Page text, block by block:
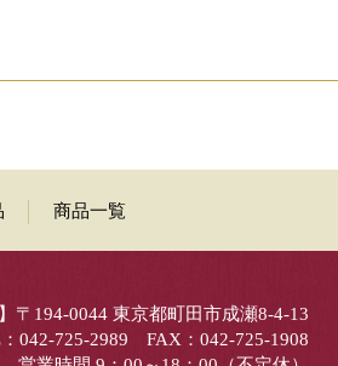
商品一覧
〒194-0044 東京都町田市成瀬8-4-13
042-725-2989 FAX：042-725-1908